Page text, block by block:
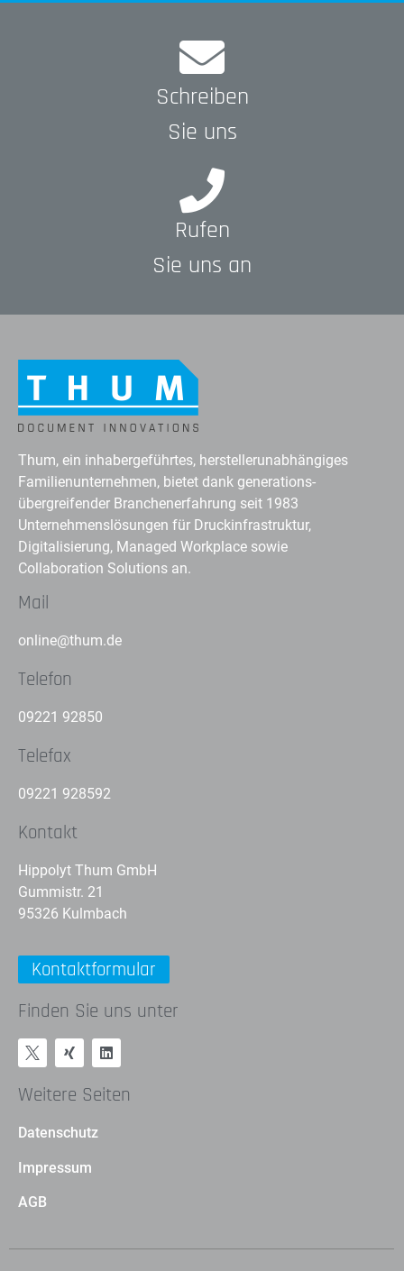
Schreiben
Sie uns
Rufen
Sie uns an
Thum, ein inhabergeführtes, herstellerunabhängiges
Familienunternehmen, bietet dank generations-
übergreifender Branchenerfahrung seit 1983
Unternehmenslösungen für Druckinfrastruktur,
Digitalisierung, Managed Workplace sowie
Collaboration Solutions an.
Mail
online@thum.de
Telefon
09221 92850
Telefax
09221 928592
Kontakt
Hippolyt Thum GmbH
Gummistr. 21
95326 Kulmbach
Kontaktformular
Finden Sie uns unter
Weitere Seiten
Datenschutz
Impressum
AGB